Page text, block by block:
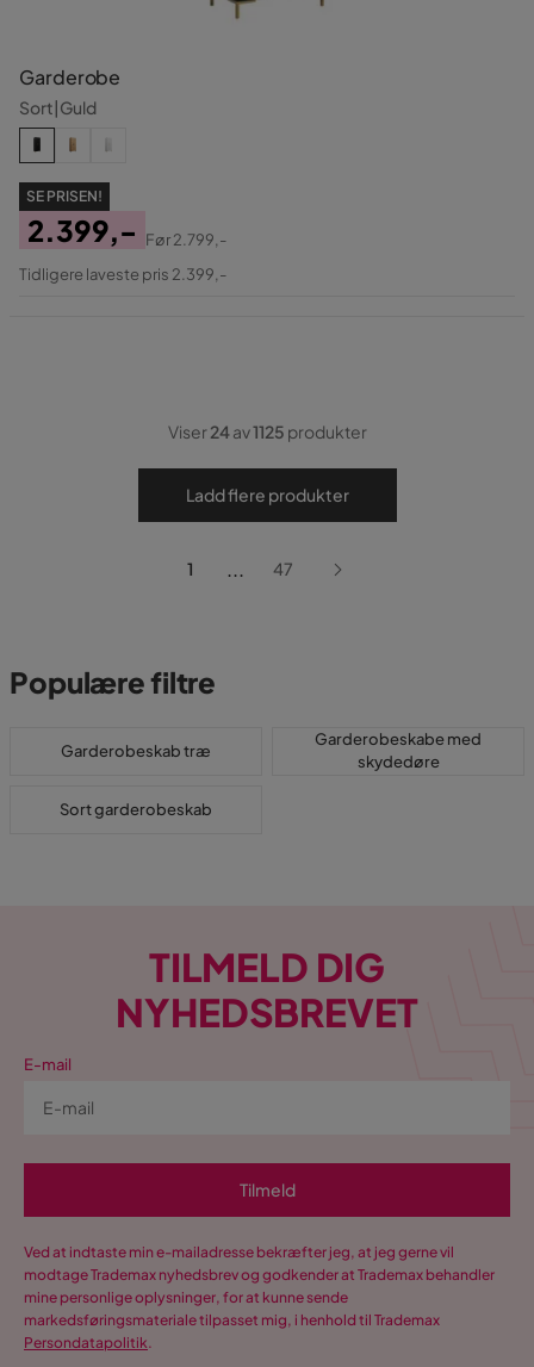
Garderobe
Sort|Guld
SE PRISEN!
Pris
2.399,-
Original
Før2.799,-
Tidligere laveste pris 2.399,-
Viser24av1125 produkter
Ladd flere produkter
1 ... 47
Populære filtre
Garderobeskab træ
Garderobeskabe med
skydedøre
Sort garderobeskab
TILMELD DIG
NYHEDSBREVET
E-mail
Tilmeld
Ved at indtaste min e-mailadresse bekræfter jeg, at jeg gerne vil
modtage Trademax nyhedsbrev og godkender at Trademax behandler
mine personlige oplysninger, for at kunne sende
markedsføringsmateriale tilpasset mig, i henhold til Trademax
Persondatapolitik.